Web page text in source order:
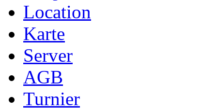
Location
Karte
Server
AGB
Turnier